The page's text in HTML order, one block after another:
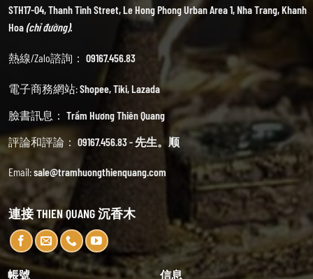
STH17-04, Thanh Tinh Street, Le Hong Phong Urban Area 1, Nha Trang, Khanh
Hoa(chỉ đường).
熱線/Zalo諮詢： 09167.456.83
電子商務網站:Shopee,Tiki,Lazada
臉書訊息： Trầm Hương Thiên Quang
評論和評論： 09167.456.83 - 先生。顺
Email:sale@tramhuongthienquang.com
連接 THIEN QUANG 沉香木
帳號 信息